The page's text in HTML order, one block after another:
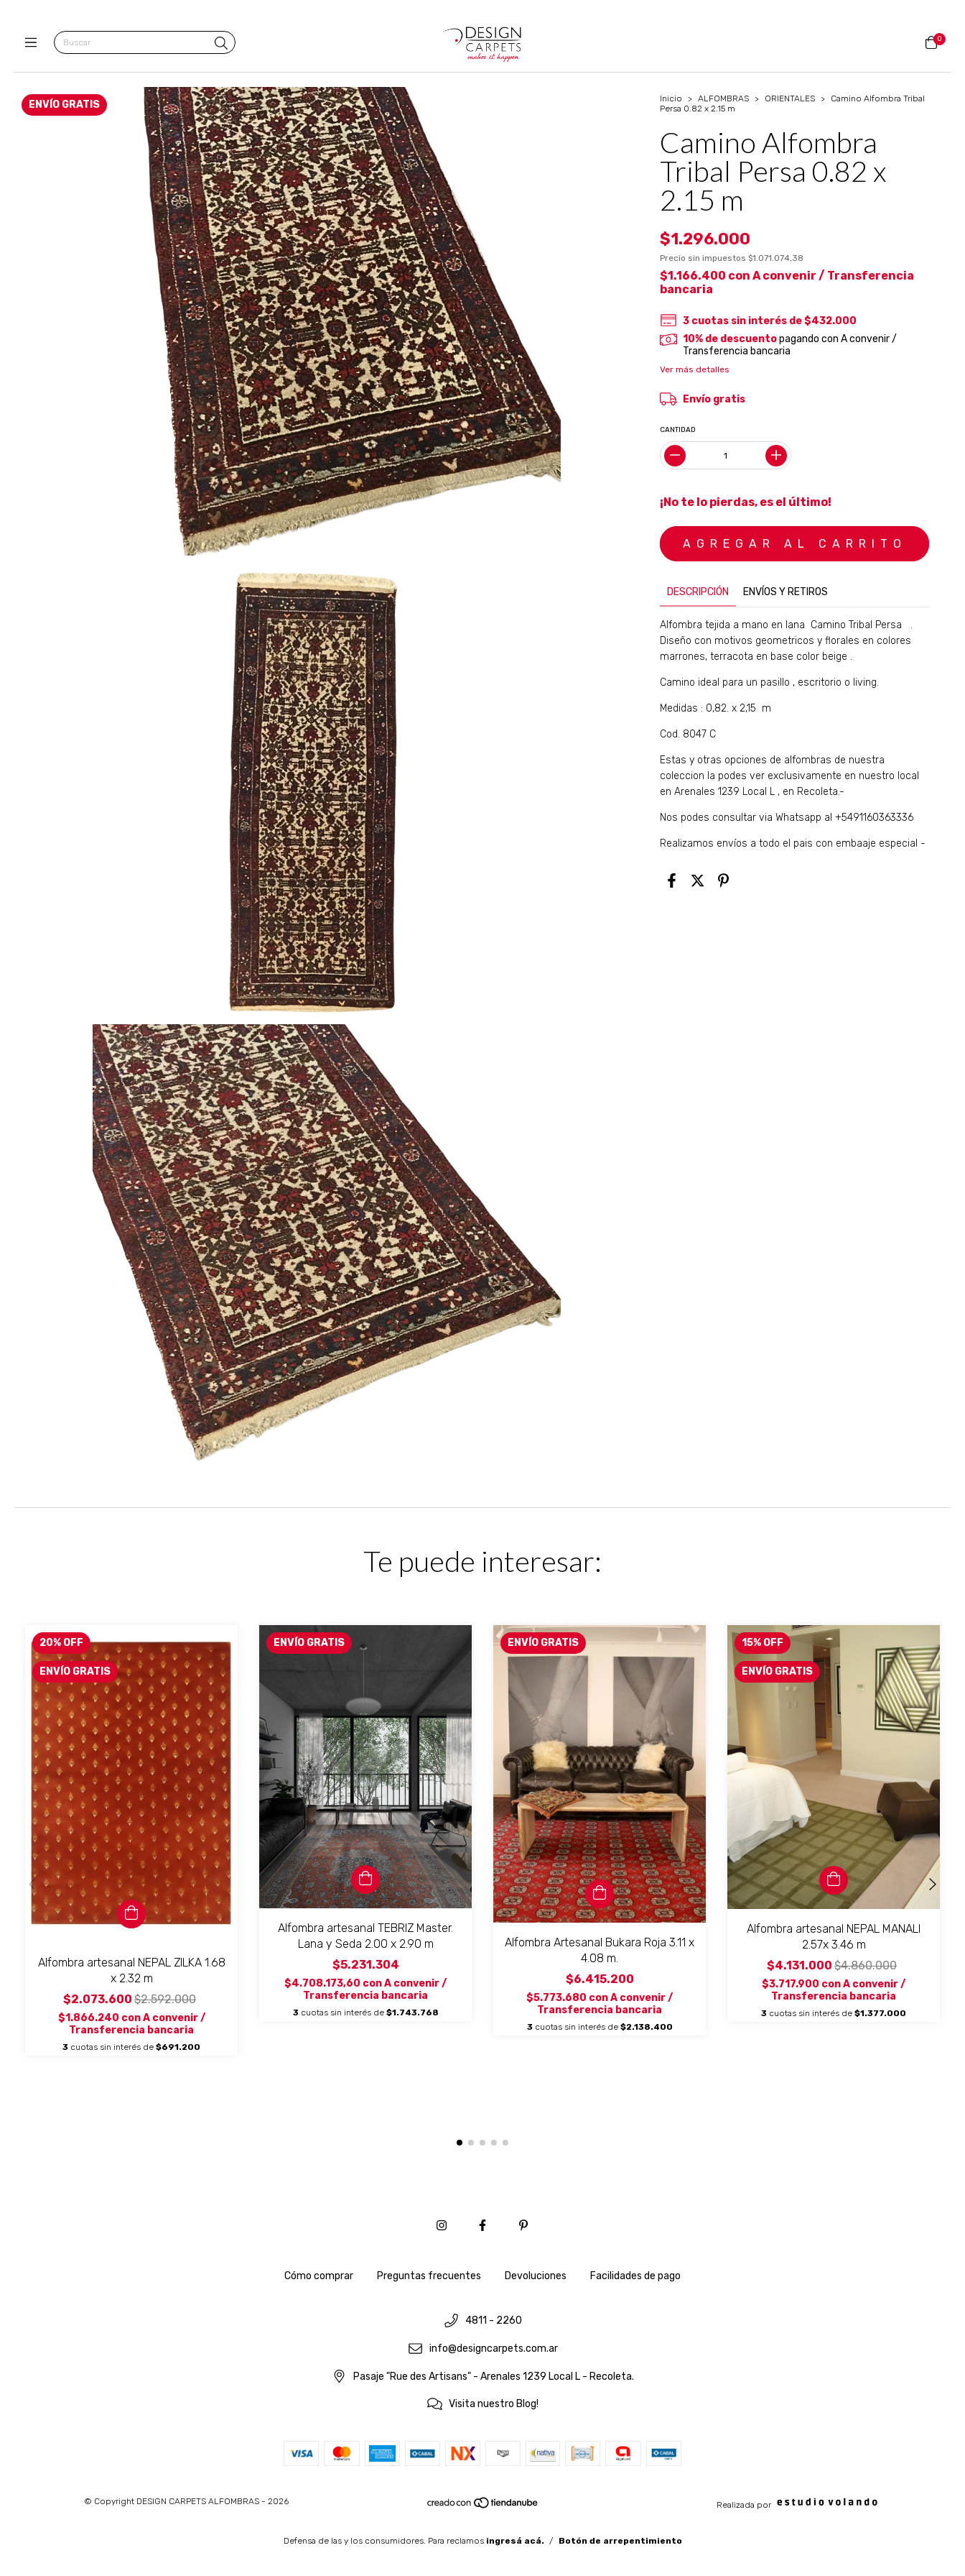
0
ENVÍO GRATIS Inicio > ALFOMBRAS > ORIENTALES >
Camino Alfombra Tribal
Persa 0.82 x 2.15 m
Camino Alfombra
Tribal Persa 0.82 x
2.15 m
$1.296.000
Precio sin impuestos$1.071.074,38
$1.166.400 con A convenir / Transferencia
bancaria
3 cuotas sin interés de$432.000
10% de descuentopagando con A convenir /
Transferencia bancaria
Ver más detalles
Envío gratis
CANTIDAD
¡No te lo pierdas, es el último!
DESCRIPCIÓN ENVÍOS Y RETIROS
Alfombra tejida a mano en lana Camino Tribal Persa .
Diseño con motivos geometricos y florales en colores
marrones, terracota en base color beige .
Camino ideal para un pasillo , escritorio o living.
Medidas : 0,82. x 2,15 m
Cod. 8047 C
Estas y otras opciones de alfombras de nuestra
coleccion la podes ver exclusivamente en nuestro local
en Arenales 1239 Local L , en Recoleta.-
Nos podes consultar via Whatsapp al +5491160363336
Realizamos envíos a todo el pais con embaaje especial -
Te puede interesar:
20% OFF
ENVÍO GRATIS
Alfombra artesanal NEPAL ZILKA 1.68
x 2.32 m
$2.073.600 $2.592.000
$1.866.240 con A convenir /
Transferencia bancaria
3 cuotas sin interés de $691.200
ENVÍO GRATIS
Alfombra artesanal TEBRIZ Master.
Lana y Seda 2.00 x 2.90 m
$5.231.304
$4.708.173,60 conA convenir /
Transferencia bancaria
3 cuotas sin interés de $1.743.768
ENVÍO GRATIS
Alfombra Artesanal Bukara Roja 3.11 x
4.08 m.
$6.415.200
$5.773.680 conA convenir /
Transferencia bancaria
3 cuotas sin interés de $2.138.400
15% OFF
ENVÍO GRATIS
Alfombra artesanal NEPAL MANALI
2.57x 3.46 m
$4.131.000 $4.860.000
$3.717.900 conA convenir /
Transferencia bancaria
3 cuotas sin interés de $1.377.000
Cómo comprar Preguntas frecuentes Devoluciones Facilidades de pago
4811 - 2260
info@designcarpets.com.ar
Pasaje "Rue des Artisans" - Arenales 1239 Local L - Recoleta.
Visita nuestro Blog!
© Copyright DESIGN CARPETS ALFOMBRAS - 2026 Realizada por
Defensa de las y los consumidores. Para reclamos ingresá acá. / Botón de arrepentimiento